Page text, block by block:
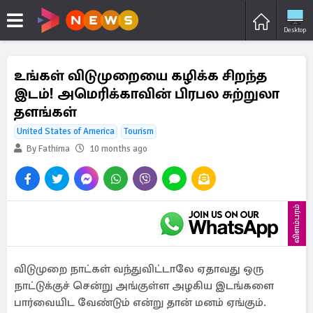
Desktop
உங்கள் விடுமுறையை கழிக்க சிறந்த
இடம்! அமெரிக்காவின் பிரபல சுற்றுலா
தளங்கள்
United States of America
Tourism
By Fathima
10 months ago
விளம்பரம்
விடுமுறை நாட்கள் வந்துவிட்டாலே ஏதாவது ஒரு
நாட்டுக்குச் சென்று அங்குள்ள அழகிய இடங்களை
பார்வையிட வேண்டும் என்று தான் மனம் ஏங்கும்.